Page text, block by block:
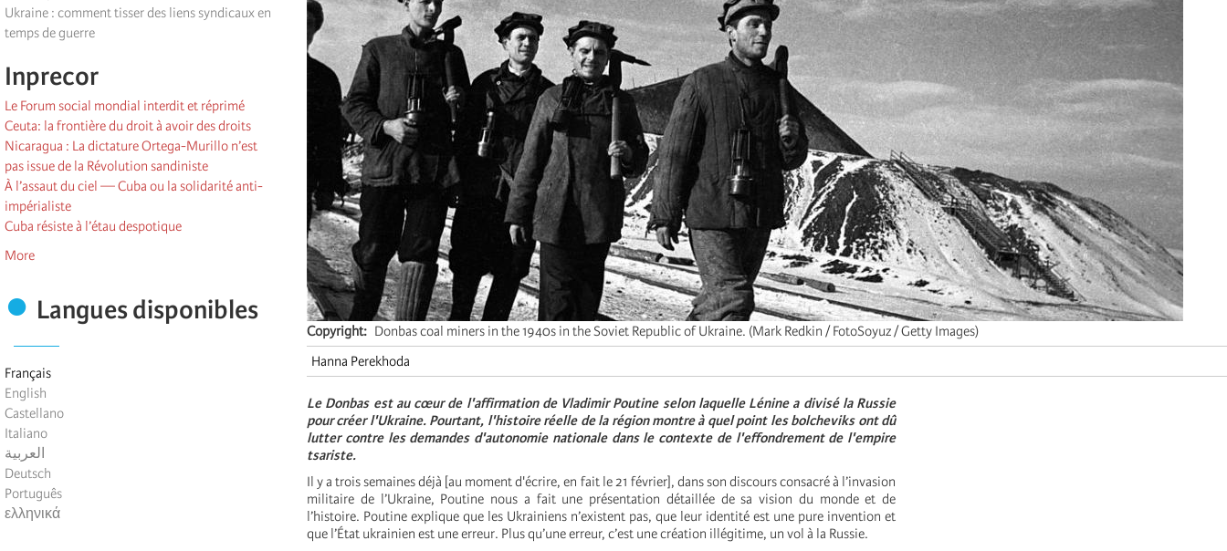
Ukraine : comment tisser des liens syndicaux en
temps de guerre
Inprecor
Le Forum social mondial interdit et réprimé
Ceuta: la frontière du droit à avoir des droits
Nicaragua : La dictature Ortega-Murillo n’est
pas issue de la Révolution sandiniste
À l’assaut du ciel — Cuba ou la solidarité anti-
impérialiste
Cuba résiste à l’étau despotique
More
Langues disponibles
Français
English
Castellano
Italiano
العربية
Deutsch
Português
ελληνικά
Copyright
Donbas coal miners in the 1940s in the Soviet Republic of Ukraine. (Mark Redkin / FotoSoyuz / Getty Images)
Hanna Perekhoda
Le Donbas est au cœur de l'affirmation de Vladimir Poutine selon laquelle Lénine a divisé la Russie
pour créer l'Ukraine. Pourtant, l'histoire réelle de la région montre à quel point les bolcheviks ont dû
lutter contre les demandes d'autonomie nationale dans le contexte de l'effondrement de l'empire
tsariste.
Il y a trois semaines déjà [au moment d'écrire, en fait le 21 février], dans son discours consacré à l’invasion
militaire de l’Ukraine, Poutine nous a fait une présentation détaillée de sa vision du monde et de
l’histoire. Poutine explique que les Ukrainiens n’existent pas, que leur identité est une pure invention et
que l’État ukrainien est une erreur. Plus qu’une erreur, c’est une création illégitime, un vol à la Russie.